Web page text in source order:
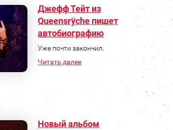
Джефф Тейт из
Queensrÿche пишет
автобиографию
Уже почти закончил.
Читать далее
Новый альбом